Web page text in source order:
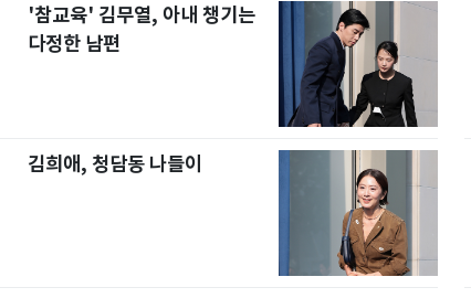
'참교육' 김무열, 아내 챙기는
다정한 남편
김희애, 청담동 나들이